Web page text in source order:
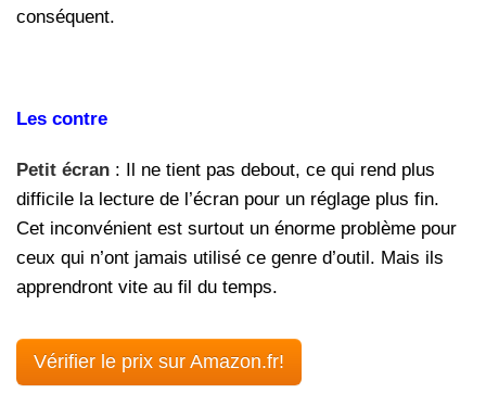
conséquent.
Les contre
Petit écran : Il ne tient pas debout, ce qui rend plus
difficile la lecture de l’écran pour un réglage plus fin.
Cet inconvénient est surtout un énorme problème pour
ceux qui n’ont jamais utilisé ce genre d’outil. Mais ils
apprendront vite au fil du temps.
Vérifier le prix sur Amazon.fr!